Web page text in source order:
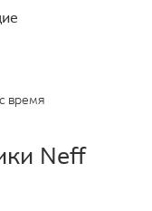
время
Neff